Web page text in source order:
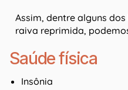
Assim, dentre alguns
raiva reprimida,
Saúde física
Insônia